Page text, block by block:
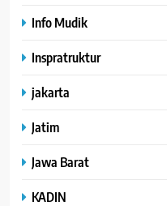
Info Mudik
Inspratruktur
jakarta
Jatim
Jawa Barat
KADIN